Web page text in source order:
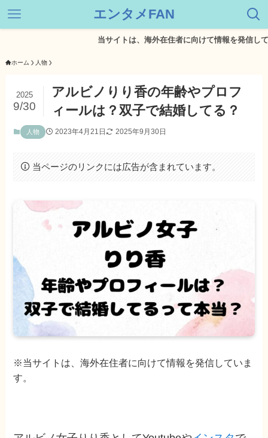
エンタメFAN
当サイトは、海外在住者に向けて情報を発信しています。
ホーム 人物
アルビノりり香の年齢やプロフ
ィールは？双子で結婚してる？
2025
9/30
人物 2023年4月21日 2025年9月30日
当ページのリンクには広告が含まれています。
※当サイトは、海外在住者に向けて情報を発信していま
す。